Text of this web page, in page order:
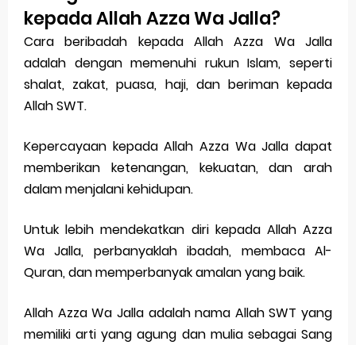
kepada Allah Azza Wa Jalla?
Cara beribadah kepada Allah Azza Wa Jalla
adalah dengan memenuhi rukun Islam, seperti
shalat, zakat, puasa, haji, dan beriman kepada
Allah SWT.
Kepercayaan kepada Allah Azza Wa Jalla dapat
memberikan ketenangan, kekuatan, dan arah
dalam menjalani kehidupan.
Untuk lebih mendekatkan diri kepada Allah Azza
Wa Jalla, perbanyaklah ibadah, membaca Al-
Quran, dan memperbanyak amalan yang baik.
Allah Azza Wa Jalla adalah nama Allah SWT yang
memiliki arti yang agung dan mulia sebagai Sang